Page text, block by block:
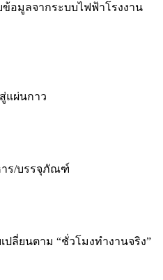
อมูลจากระบบไฟฟ้าโรงงาน
แผ่นกาว
าร/บรรจุภัณฑ์
ลี่ยนตาม “ชั่วโมงทำงานจริง”